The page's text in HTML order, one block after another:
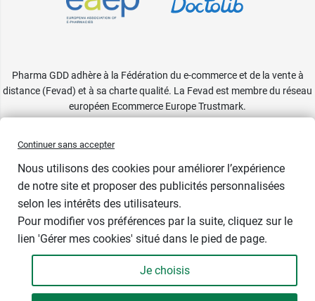
Couleur
- +
Pharma GDD adhère à la Fédération du e-commerce et de la vente à
distance (Fevad) et à sa charte qualité. La Fevad est membre du réseau
européen Ecommerce Europe Trustmark.
Continuer sans accepter
Nous utilisons des cookies pour améliorer l’expérience
de notre site et proposer des publicités personnalisées
selon les intérêts des utilisateurs.
Pour modifier vos préférences par la suite, cliquez sur le
lien 'Gérer mes cookies' situé dans le pied de page.
Je choisis